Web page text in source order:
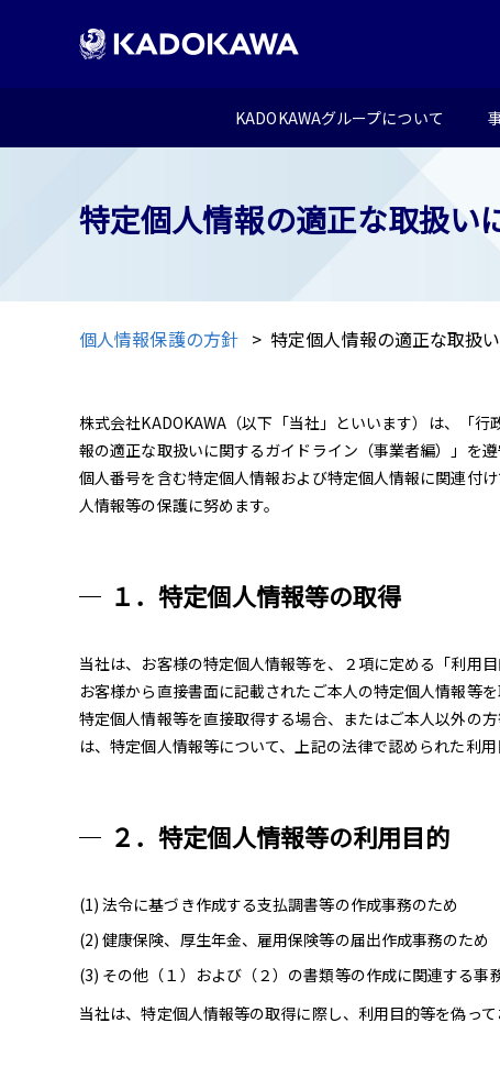
KADOKAWAグループについて
特定個⼈情報の適正な取扱い
個人情報保護の方針 特定個⼈情報の適正な取扱
株式会社KADOKAWA（以下「当社」といいます）は、「
報の適正な取扱いに関するガイドライン（事業者編）」を
個人番号を含む特定個人情報および特定個人情報に関連付
人情報等の保護に努めます。
１．特定個人情報等の取得
当社は、お客様の特定個人情報等を、２項に定める「利用
お客様から直接書面に記載されたご本人の特定個人情報等
特定個人情報等を直接取得する場合、またはご本人以外の
は、特定個人情報等について、上記の法律で認められた利
２．特定個人情報等の利用目的
法令に基づき作成する支払調書等の作成事務のため
健康保険、厚生年金、雇用保険等の届出作成事務のため
その他（１）および（２）の書類等の作成に関連する事
当社は、特定個人情報等の取得に際し、利用目的等を偽っ